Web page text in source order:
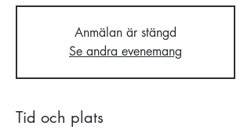
Anmälan är stängd
Se andra evenemang
Tid och plats